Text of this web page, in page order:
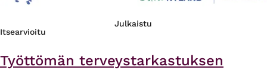
Julkaistu
Itsearvioitu
Työttömän terveystarkastuksen